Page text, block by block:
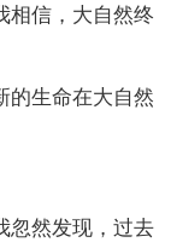
相信，大自然终
的生命在大自然
忽然发现，过去